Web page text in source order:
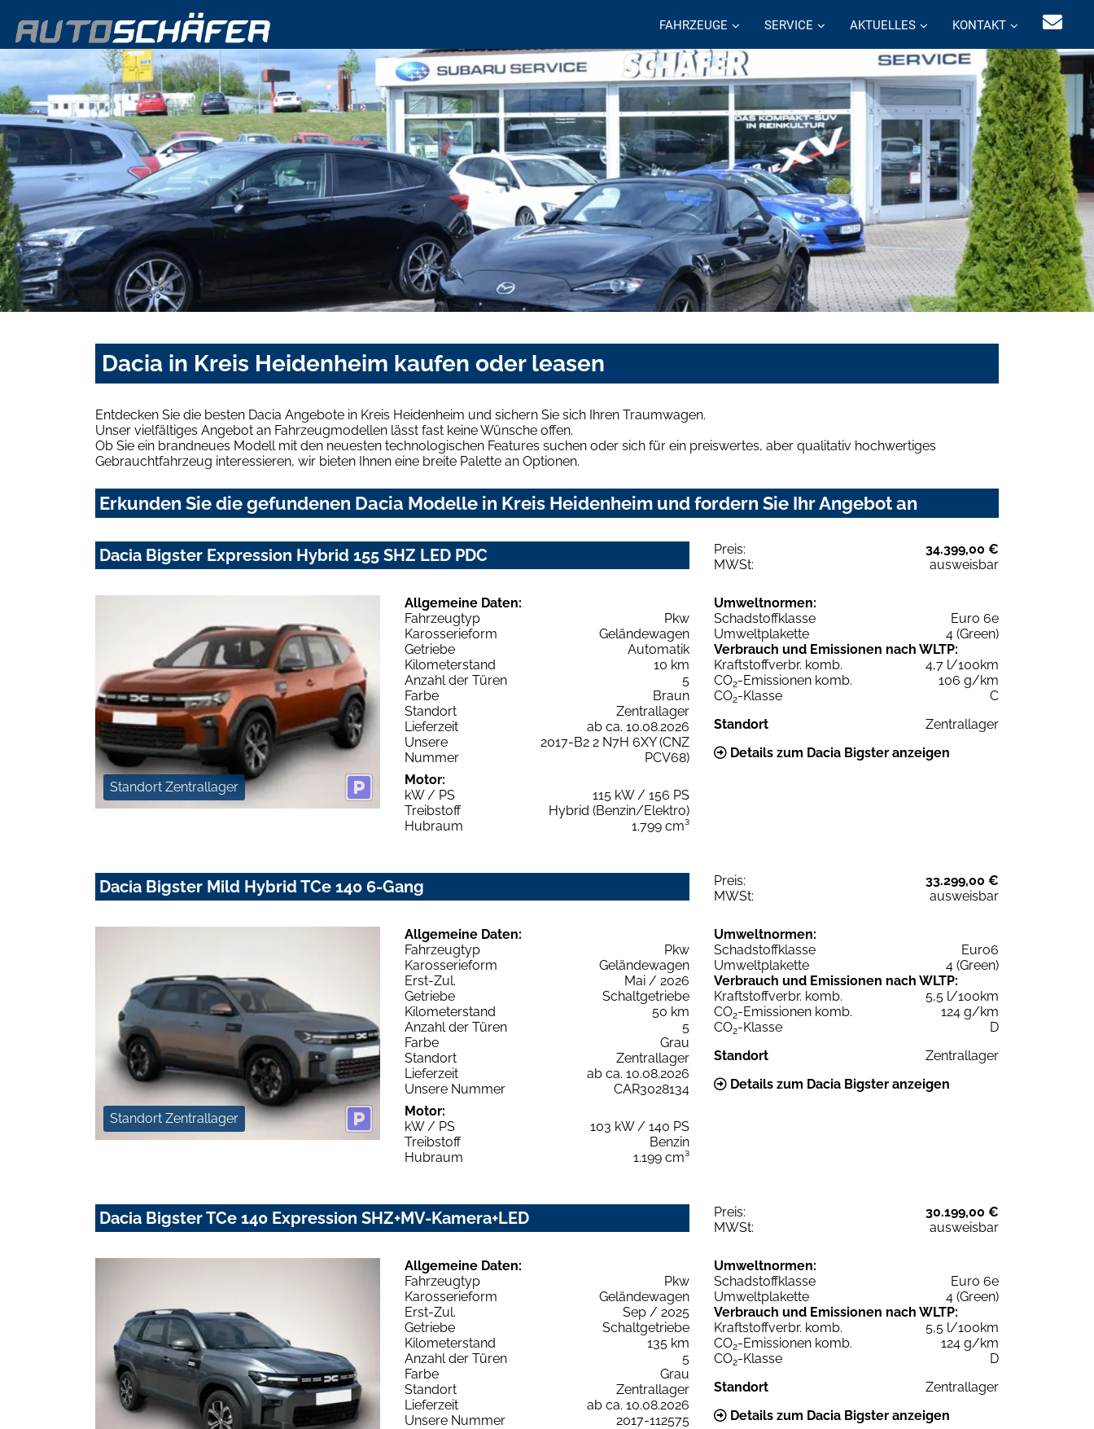
FAHRZEUGE SERVICE AKTUELLES KONTAKT
Dacia in Kreis Heidenheim kaufen oder leasen
Entdecken Sie die besten Dacia Angebote in Kreis Heidenheim und sichern Sie sich Ihren Traumwagen.
Unser vielfältiges Angebot an Fahrzeugmodellen lässt fast keine Wünsche offen.
Ob Sie ein brandneues Modell mit den neuesten technologischen Features suchen oder sich für ein preiswertes, aber qualitativ hochwertiges
Gebrauchtfahrzeug interessieren, wir bieten Ihnen eine breite Palette an Optionen.
Erkunden Sie die gefundenen Dacia Modelle in Kreis Heidenheim und fordern Sie Ihr Angebot an
Dacia Bigster Expression Hybrid 155 SHZ LED PDC Preis:
34.399,00 €
MWSt:
ausweisbar
Standort Zentrallager
Allgemeine Daten:
Fahrzeugtyp
Pkw
Karosserieform
Geländewagen
Getriebe
Automatik
Kilometerstand
10 km
Anzahl der Türen
5
Farbe
Braun
Standort
Zentrallager
Lieferzeit
ab ca. 10.08.2026
Unsere
Nummer
2017-B2 2 N7H 6XY (CNZ
PCV68)
Motor:
kW / PS
115 kW / 156 PS
Treibstoff
Hybrid (Benzin/Elektro)
Hubraum
1.799 cm³
Umweltnormen:
Schadstoffklasse
Euro 6e
Umweltplakette
4 (Green)
Verbrauch und Emissionen nach WLTP:
Kraftstoffverbr. komb.
4,7 l/100km
CO2-Emissionen komb.
106 g/km
CO2-Klasse
C
Standort
Zentrallager
Details zum Dacia Bigster anzeigen
Dacia Bigster Mild Hybrid TCe 140 6-Gang Preis:
33.299,00 €
MWSt:
ausweisbar
Standort Zentrallager
Allgemeine Daten:
Fahrzeugtyp
Pkw
Karosserieform
Geländewagen
Erst-Zul.
Mai / 2026
Getriebe
Schaltgetriebe
Kilometerstand
50 km
Anzahl der Türen
5
Farbe
Grau
Standort
Zentrallager
Lieferzeit
ab ca. 10.08.2026
Unsere Nummer
CAR3028134
Motor:
kW / PS
103 kW / 140 PS
Treibstoff
Benzin
Hubraum
1.199 cm³
Umweltnormen:
Schadstoffklasse
Euro6
Umweltplakette
4 (Green)
Verbrauch und Emissionen nach WLTP:
Kraftstoffverbr. komb.
5,5 l/100km
CO2-Emissionen komb.
124 g/km
CO2-Klasse
D
Standort
Zentrallager
Details zum Dacia Bigster anzeigen
Dacia Bigster TCe 140 Expression SHZ+MV-Kamera+LED Preis:
30.199,00 €
MWSt:
ausweisbar
Allgemeine Daten:
Fahrzeugtyp
Pkw
Karosserieform
Geländewagen
Erst-Zul.
Sep / 2025
Getriebe
Schaltgetriebe
Kilometerstand
135 km
Anzahl der Türen
5
Farbe
Grau
Standort
Zentrallager
Lieferzeit
ab ca. 10.08.2026
Unsere Nummer
2017-112575
Umweltnormen:
Schadstoffklasse
Euro 6e
Umweltplakette
4 (Green)
Verbrauch und Emissionen nach WLTP:
Kraftstoffverbr. komb.
5,5 l/100km
CO2-Emissionen komb.
124 g/km
CO2-Klasse
D
Standort
Zentrallager
Details zum Dacia Bigster anzeigen